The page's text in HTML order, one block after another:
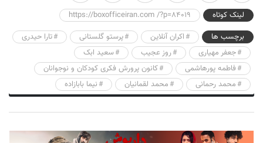
لینک کوتاه
https://boxofficeiran.com /?p=84019
برچسب ها
اکران آنلاین پرستو گلستانی
تارا حیدری
جعفر مهیاری
روز عجیب
سعید ابک
فاطمه پورهاشمی
کانون پرورش فکری کودکان و نوجوانان
محمد رحمانی
محمد لقمانیان نیما بابازاده